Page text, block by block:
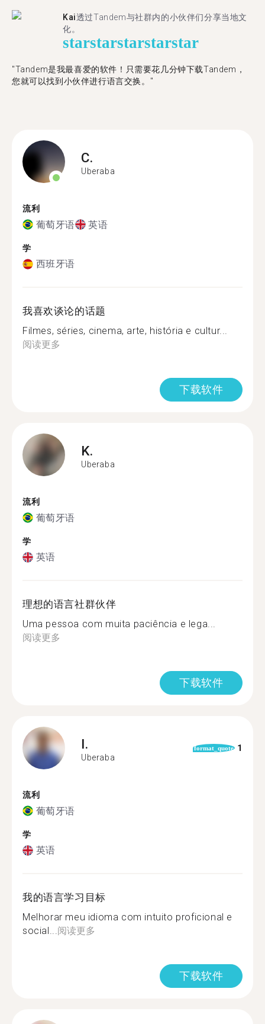
Kai透过Tandem与社群内的小伙伴们分享当地文
化。
starstarstarstarstar
"Tandem是我最喜爱的软件！只需要花几分钟下载Tandem，
您就可以找到小伙伴进行语言交换。"
C.
Uberaba
流利
葡萄牙语 英语
学
西班牙语
我喜欢谈论的话题
Filmes, séries, cinema, arte, história e cultur...
阅读更多
下载软件
K.
Uberaba
流利
葡萄牙语
学
英语
理想的语言社群伙伴
Uma pessoa com muita paciência e lega...
阅读更多
下载软件
I.
Uberaba
format_quote 1
流利
葡萄牙语
学
英语
我的语言学习目标
Melhorar meu idioma com intuito proficional e
social...阅读更多
下载软件